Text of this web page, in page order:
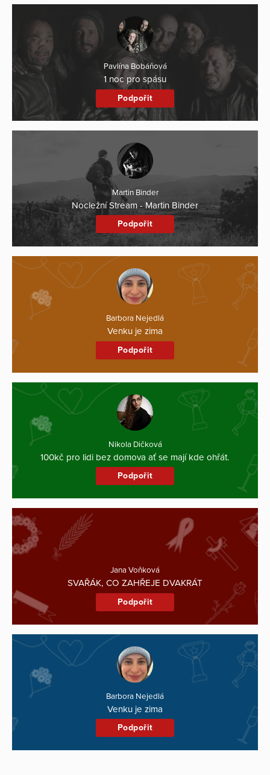
Pavlína Bobáňová
1 noc pro spásu
Podpořit
Martin Binder
Nocležní Stream - Martin Binder
Podpořit
Barbora Nejedlá
Venku je zima
Podpořit
Nikola Dičková
100kč pro lidi bez domova ať se mají kde ohřát.
Podpořit
Jana Voňková
SVAŘÁK, CO ZAHŘEJE DVAKRÁT
Podpořit
Barbora Nejedlá
Venku je zima
Podpořit